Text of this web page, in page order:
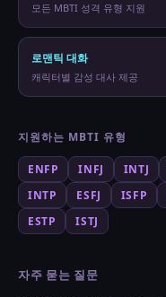
모든 MBTI 성격 유형 지원
로맨틱 대화
캐릭터별 감성 대사 제공
지원하는 MBTI 유형
ENFP INFJ INTJ
INTP
ESFJ ISFP
ESTP
ISTJ
자주 묻는 질문